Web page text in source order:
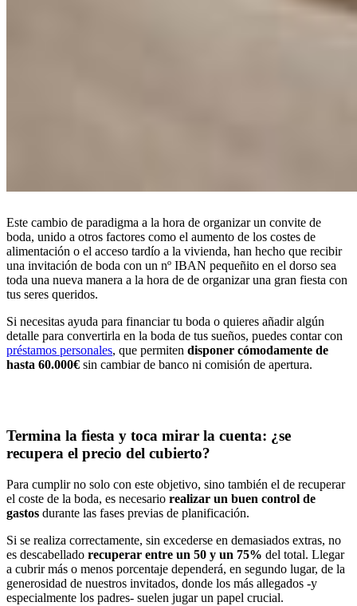
Este cambio de paradigma a la hora de organizar un convite de
boda, unido a otros factores como el aumento de los costes de
alimentación o el acceso tardío a la vivienda, han hecho que recibir
una invitación de boda con un nº IBAN pequeñito en el dorso sea
toda una nueva manera a la hora de de organizar una gran fiesta con
tus seres queridos.
Si necesitas ayuda para financiar tu boda o quieres añadir algún
detalle para convertirla en la boda de tus sueños, puedes contar con
préstamos personales, que permiten disponer cómodamente de
hasta 60.000€ sin cambiar de banco ni comisión de apertura.
Termina la fiesta y toca mirar la cuenta: ¿se
recupera el precio del cubierto?
Para cumplir no solo con este objetivo, sino también el de recuperar
el coste de la boda, es necesario realizar un buen control de
gastos durante las fases previas de planificación.
Si se realiza correctamente, sin excederse en demasiados extras, no
es descabellado recuperar entre un 50 y un 75% del total. Llegar
a cubrir más o menos porcentaje dependerá, en segundo lugar, de la
generosidad de nuestros invitados, donde los más allegados -y
especialmente los padres- suelen jugar un papel crucial.